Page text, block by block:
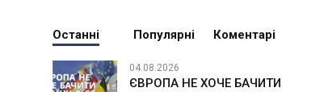
Останні Популярні Коментарі
04.08.2026
ЄВРОПА НЕ ХОЧЕ БАЧИТИ